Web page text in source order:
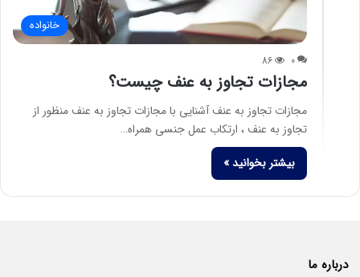
خانواده
0
86
مجازات تجاوز به عنف چیست؟
مجازات تجاوز به عنف آشنایی با مجازات تجاوز به عنف منظور از
تجاوز به عنف ، ارتکاب عمل جنسی همراه…
بیشتر بخوانید »
درباره ما